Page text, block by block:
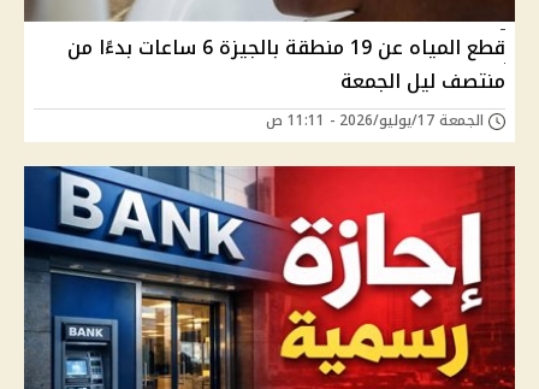
قطع المياه عن 19 منطقة بالجيزة 6 ساعات بدءًا من
منتصف ليل الجمعة
الجمعة 17/يوليو/2026 - 11:11 ص